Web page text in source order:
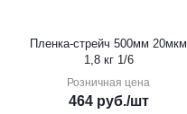
Пленка-стрейч 500мм 20мкм
1,8 кг 1/6
Розничная цена
464руб./шт